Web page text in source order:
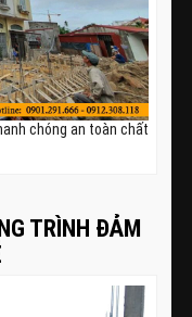
chóng an toàn chất
TRÌNH ĐẢM